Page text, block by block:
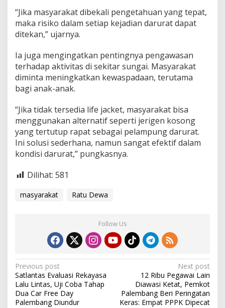
“Jika masyarakat dibekali pengetahuan yang tepat,
maka risiko dalam setiap kejadian darurat dapat
ditekan,” ujarnya.
Ia juga mengingatkan pentingnya pengawasan
terhadap aktivitas di sekitar sungai. Masyarakat
diminta meningkatkan kewaspadaan, terutama
bagi anak-anak.
“Jika tidak tersedia life jacket, masyarakat bisa
menggunakan alternatif seperti jerigen kosong
yang tertutup rapat sebagai pelampung darurat.
Ini solusi sederhana, namun sangat efektif dalam
kondisi darurat,” pungkasnya.
Dilihat: 581
masyarakat Ratu Dewa
Follow Us
P
o
s
Previous post
Satlantas Evaluasi Rekayasa
Lalu Lintas, Uji Coba Tahap
Dua Car Free Day
Palembang Diundur
Next post
12 Ribu Pegawai Lain
Diawasi Ketat, Pemkot
Palembang Beri Peringatan
Keras: Empat PPPK Dipecat